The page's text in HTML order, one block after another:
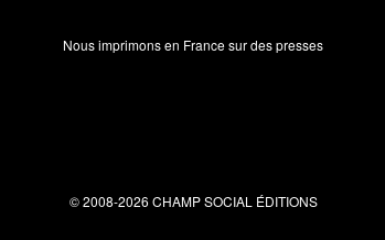
Nous imprimons en France sur des presses
© 2008-2026 CHAMP SOCIAL ÉDITIONS